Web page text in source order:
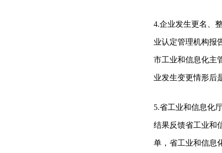
4.企业发生更名、
业认定管理机构报
市工业和信息化主
业发生变更情形后
5.省工业和信息化
结果反馈省工业和
单，省工业和信息